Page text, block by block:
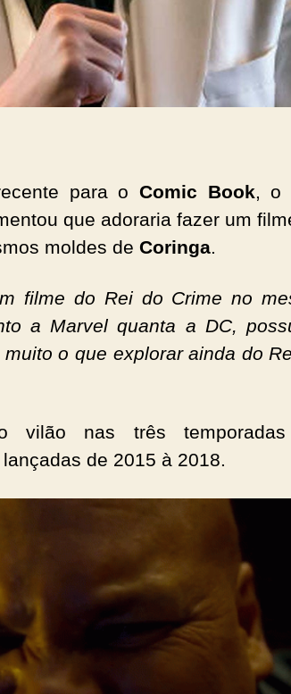
para o Comic Book, o
que adoraria fazer um
moldes de Coringa.
filme do Rei do Crime no
a Marvel quanta a DC,
o que explorar ainda do
vilão nas três
de 2015 à 2018.